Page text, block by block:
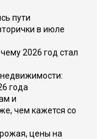
пути
в июле
2026 год стал
года
и
чем кажется со
цены на